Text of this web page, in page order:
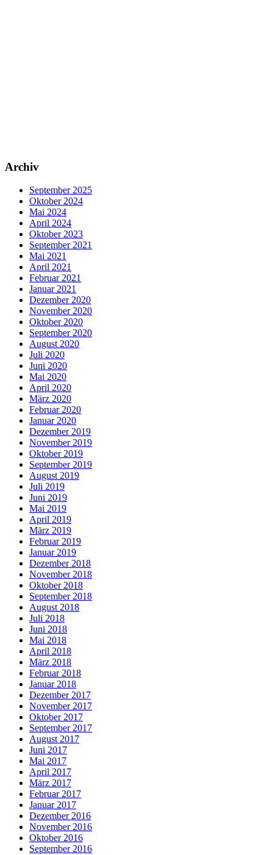
Archiv
September 2025
Oktober 2024
Mai 2024
April 2024
Oktober 2023
September 2021
Mai 2021
April 2021
Februar 2021
Januar 2021
Dezember 2020
November 2020
Oktober 2020
September 2020
August 2020
Juli 2020
Juni 2020
Mai 2020
April 2020
März 2020
Februar 2020
Januar 2020
Dezember 2019
November 2019
Oktober 2019
September 2019
August 2019
Juli 2019
Juni 2019
Mai 2019
April 2019
März 2019
Februar 2019
Januar 2019
Dezember 2018
November 2018
Oktober 2018
September 2018
August 2018
Juli 2018
Juni 2018
Mai 2018
April 2018
März 2018
Februar 2018
Januar 2018
Dezember 2017
November 2017
Oktober 2017
September 2017
August 2017
Juni 2017
Mai 2017
April 2017
März 2017
Februar 2017
Januar 2017
Dezember 2016
November 2016
Oktober 2016
September 2016